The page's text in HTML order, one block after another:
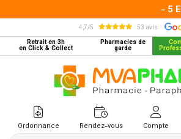
- 5
4,7/5
53 avis
Retrait en 3h
en Click & Collect
Pharmacies de
garde
MVA
Ordonnance Rendez-vous Compte